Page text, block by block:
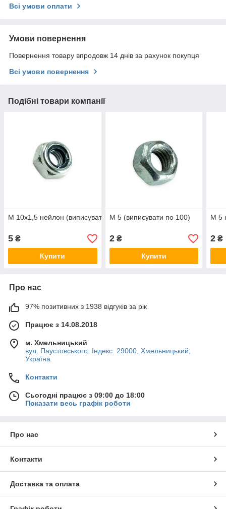
Всі умови оплати
Умови повернення
Повернення товару впродовж 14 днів за рахунок покупця
Всі умови повернення
Подібні товари компанії
М 10х1,5 нейлон (виписувати по 100)
5 ₴
Купити
М 5 (виписувати по 100)
2₴
Купити
М 5
2 ₴
Про нас
97% позитивних з 1938 відгуків за рік
Працює з 14.08.2018
м. Хмельницький
вул. Паустовського; Індекс: 29000, Хмельницький,
Україна
Контакти
Сьогодні працює з 09:00 до 18:00
Показати весь графік роботи
Про нас
Контакти
Доставка та оплата